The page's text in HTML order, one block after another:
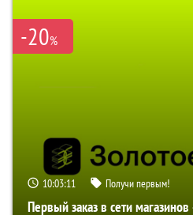
-20%
10:03:10 Получи первым!
Первый заказ в сети